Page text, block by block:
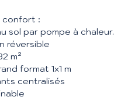
confort :
sol par pompe à chaleur.
réversible
m²
format 1x1 m
centralisés